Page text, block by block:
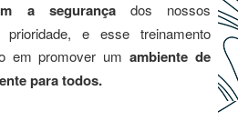
a segurançados nossos
e esse treinamento
em promover umambiente de
para todos.